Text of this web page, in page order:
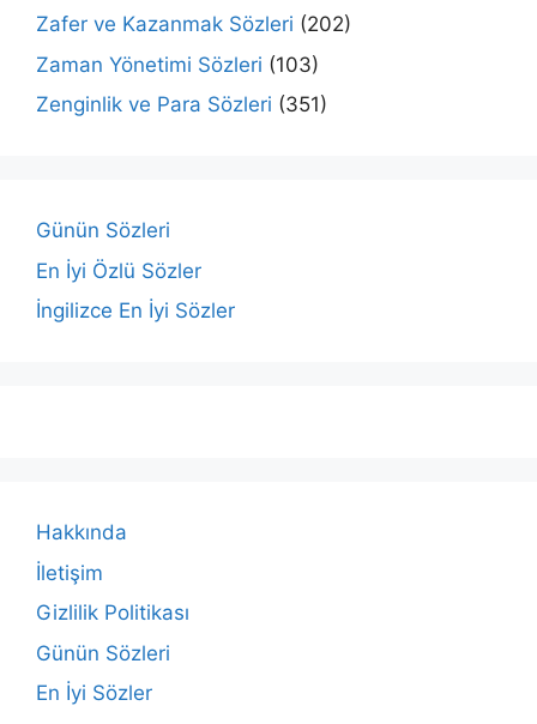
Zafer ve Kazanmak Sözleri (202)
Zaman Yönetimi Sözleri (103)
Zenginlik ve Para Sözleri (351)
Günün Sözleri
En İyi Özlü Sözler
İngilizce En İyi Sözler
Hakkında
İletişim
Gizlilik Politikası
Günün Sözleri
En İyi Sözler